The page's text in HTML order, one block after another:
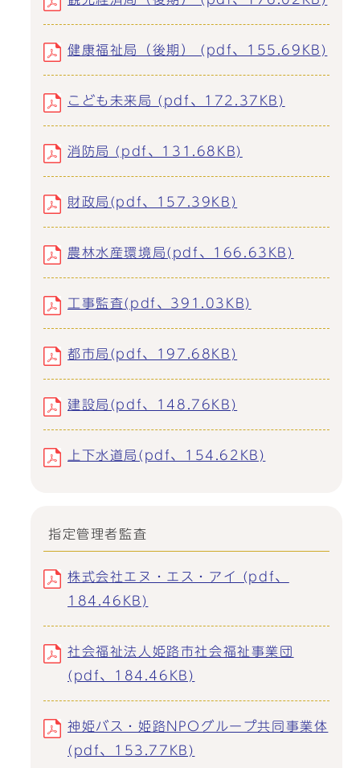
健康福祉局（後期） (pdf、155.69KB)
こども未来局 (pdf、172.37KB)
消防局 (pdf、131.68KB)
財政局(pdf、157.39KB)
農林水産環境局(pdf、166.63KB)
工事監査(pdf、391.03KB)
都市局(pdf、197.68KB)
建設局(pdf、148.76KB)
上下水道局(pdf、154.62KB)
指定管理者監査
株式会社エヌ・エス・アイ (pdf、
184.46KB)
社会福祉法人姫路市社会福祉事業団
(pdf、184.46KB)
神姫バス・姫路NPOグループ共同事業体
(pdf、153.77KB)